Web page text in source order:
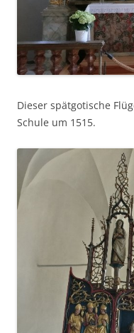
Dieser spätgotische
Schule um 1515.